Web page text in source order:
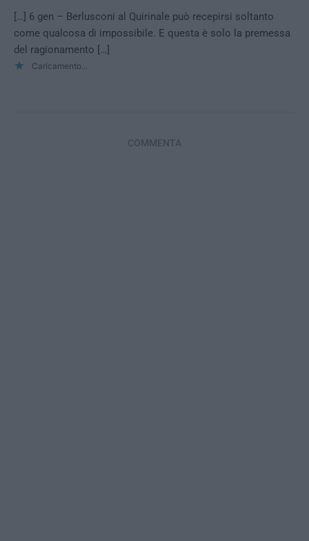
[…] 6 gen – Berlusconi al Quirinale può recepirsi soltanto
come qualcosa di impossibile. E questa è solo la premessa
del ragionamento […]
Caricamento...
COMMENTA